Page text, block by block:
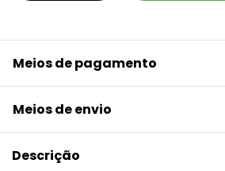
Meios de pagamento
Meios de envio
Descrição